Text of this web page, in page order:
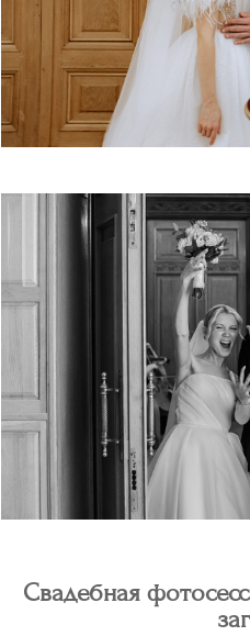
Свадебная